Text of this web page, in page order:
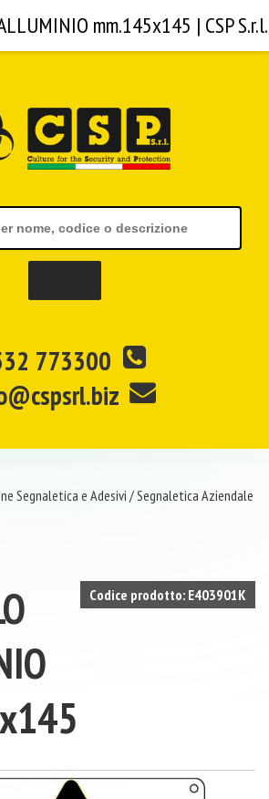
773300
Segnaletica e Adesivi /Segnaletica Aziendale
Codice prodotto: E403901K
mm.145x145 | CSP S.r.l.